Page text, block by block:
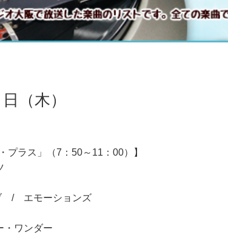
（木）
プラス」（7：50～11：00）】
/ エモーションズ
ワンダー